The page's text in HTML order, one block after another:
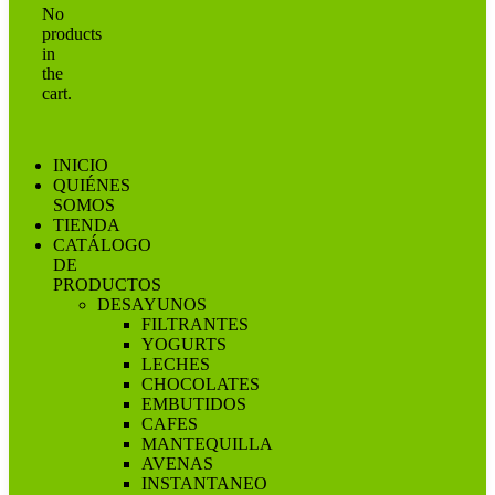
No
products
in
the
cart.
INICIO
QUIÉNES
SOMOS
TIENDA
CATÁLOGO
DE
PRODUCTOS
DESAYUNOS
FILTRANTES
YOGURTS
LECHES
CHOCOLATES
EMBUTIDOS
CAFES
MANTEQUILLA
AVENAS
INSTANTANEO